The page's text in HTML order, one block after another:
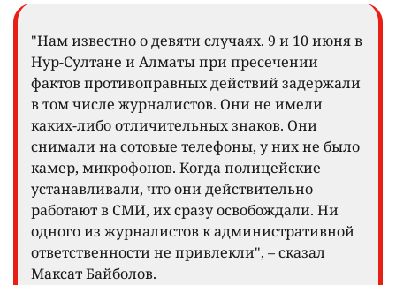
"Нам известно о девяти случаях. 9 и 10 июня в
Нур-Султане и Алматы при пресечении
фактов противоправных действий задержали
в том числе журналистов. Они не имели
каких-либо отличительных знаков. Они
снимали на сотовые телефоны, у них не было
камер, микрофонов. Когда полицейские
устанавливали, что они действительно
работают в СМИ, их сразу освобождали. Ни
одного из журналистов к административной
ответственности не привлекли", – сказал
Максат Байболов.